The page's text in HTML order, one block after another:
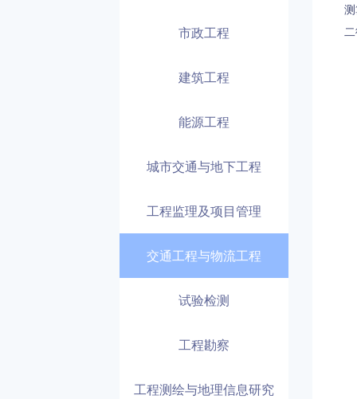
市政工程
建筑工程
能源工程
城市交通与地下工程
工程监理及项目管理
交通工程与物流工程
试验检测
工程勘察
工程测绘与地理信息研究